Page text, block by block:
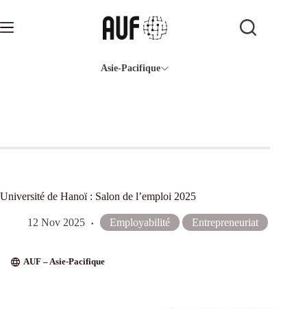
contenu
Asie-Pacifique
Université de Hanoï : Salon de l’emploi 2025
12 Nov 2025 Employabilité Entrepreneuriat
AUF – Asie-Pacifique